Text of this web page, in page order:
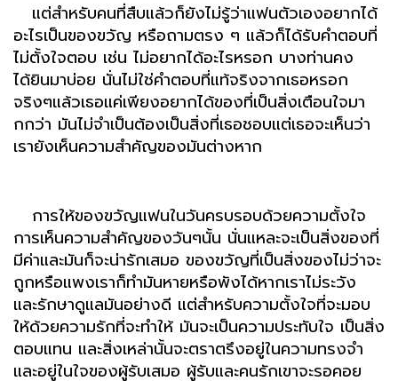
แต่สำหรับคนที่สืบแล้วก็ยังไม่รู้ว่าแฟนตัวเองอยากได้
อะไรเป็นของขวัญ หรือถามตรง ๆ แล้วก็ได้รับคำตอบที่
ไม่ตั้งใจตอบ เช่น ไม่อยากได้อะไรหรอก บางท่านคง
ได้ยินมาบ่อย นั่นไม่ใช่คำตอบที่แท้จริงจากเธอหรอก
จริงๆแล้วเธอแค่เพียงอยากได้ของที่เป็นสิ่งเตือนใจมา
กกว่า มันไม่จำเป็นต้องเป็นสิ่งที่เธอชอบแต่เธอจะเห็นว่า
เรายังเห็นความสำคัญของมันต่างหาก
การให้ของขวัญแฟนในวันครบรอบด้วยความตั้งใจ
การเห็นความสำคัญของวันๆนั้น นั่นแหละจะเป็นสิ่งของที่
มีค่าและมันก็จะน่ารักเสมอ ของขวัญที่เป็นสิ่งของไม่ว่าจะ
ถูกหรือแพงเราก็ทำมันหายหรือพังได้หากเราไม่ระวัง
และรักษาดูแลมันอย่างดี แต่สำหรับความตั้งใจที่จะมอบ
ให้ด้วยความรักที่จะทำให้ มันจะเป็นความประทับใจ เป็นสิ่ง
ตอบแทน และสิ่งเหล่านั้นจะตราตรึงอยู่ในความทรงจำ
และอยู่ในใจของผู้รับเสมอ ผู้รับและคนรักเขาจะรอคอย